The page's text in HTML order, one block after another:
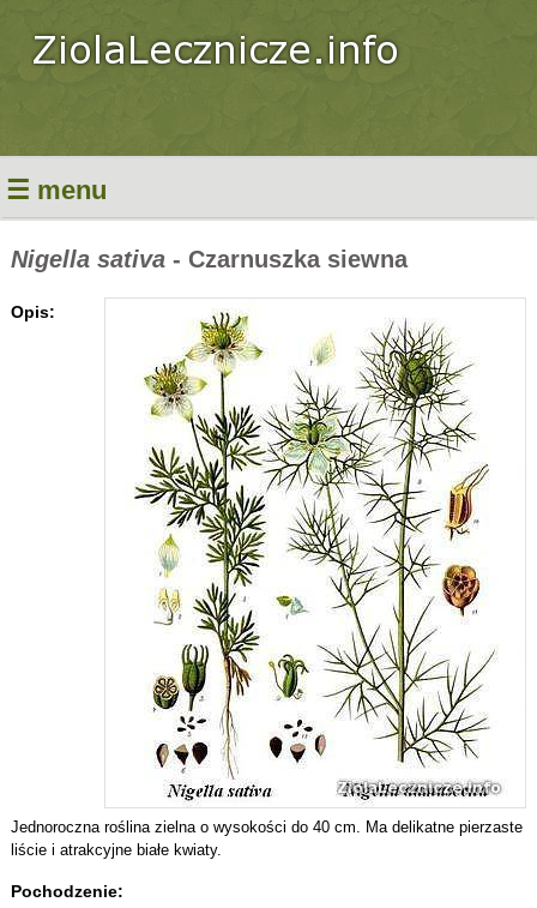
Nigella sativa- Czarnuszka siewna
Opis:
Jednoroczna roślina zielna o wysokości do 40 cm. Ma delikatne pierzaste
liście i atrakcyjne białe kwiaty.
Pochodzenie:
☰ menu